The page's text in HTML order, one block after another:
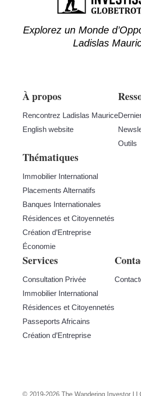
Explorez un Monde
Ladislas
À propos
Rencontrez Ladislas Maurice
English website
Outils
Thématiques
Immobilier International
Placements Alternatifs
Banques Internationales
Résidences et Citoyennetés
Création d’Entreprise
Économie
Services
Consultation Privée
Immobilier International
Résidences et Citoyennetés
Passeports Africains
Création d’Entreprise
© 2019-2026 The Wandering Investor